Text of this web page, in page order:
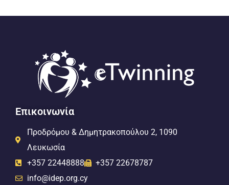
Επικοινωνία
Προδρόμου & Δημητρακοπούλου 2, 1090
Λευκωσία
+357 22448888
+357 22678787
info@idep.org.cy